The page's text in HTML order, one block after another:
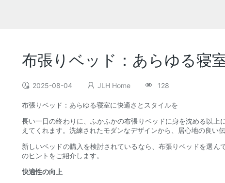
布張りベッド：あらゆる寝
2025-08-04 JLH Home 128
布張りベッド：あらゆる寝室に快適さとスタイルを
長い一日の終わりに、ふかふかの布張りベッドに身を沈める以
えてくれます。洗練されたモダンなデザインから、居心地の良い
新しいベッドの購入を検討されているなら、布張りベッドを選
のヒントをご紹介します。
快適性の向上